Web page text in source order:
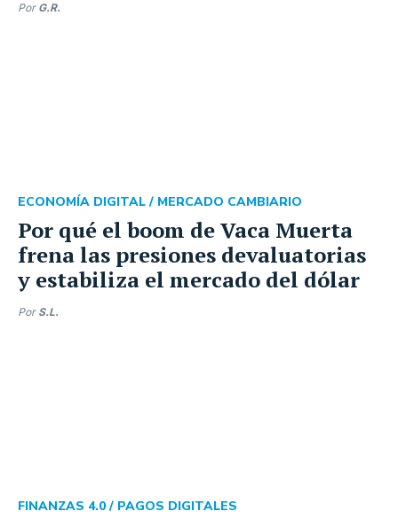
Por G.R.
Por qué el boom de Vaca Muerta
frena las presiones devaluatorias
y estabiliza el mercado del dólar
ECONOMÍA DIGITAL / MERCADO CAMBIARIO
Por S.L.
FINANZAS 4.0 / PAGOS DIGITALES